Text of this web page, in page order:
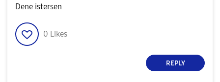
Dene istersen
0 Likes
REPLY